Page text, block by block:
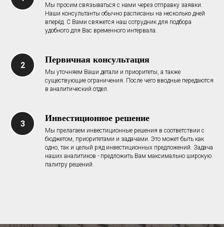
Мы просим связываться с нами через отправку заявки.
Наши консультанты обычно расписаны на несколько дней
вперёд. С Вами свяжется наш сотрудник для подбора
удобного для Вас временного интервала.
Первичная консультация
Мы уточняем Ваши детали и приоритеты, а также
существующие ограничения. После чего вводные передаются
в аналитический отдел.
Инвестиционное решение
Мы прелагаем инвестиционные решения в соответствии с
бюджетом, приоритетами и задачами. Это может быть как
одно, так и целый ряд инвестиционных предложений. Задача
наших аналитиков - предложить Вам максимально широкую
палитру решений.